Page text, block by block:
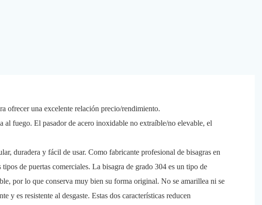
ofrecer una excelente relación precio/rendimiento.
fuego. El pasador de acero inoxidable no extraíble/no elevable, el
duradera y fácil de usar. Como fabricante profesional de bisagras en
de puertas comerciales. La bisagra de grado 304 es un tipo de
por lo que conserva muy bien su forma original. No se amarillea ni se
es resistente al desgaste. Estas dos características reducen